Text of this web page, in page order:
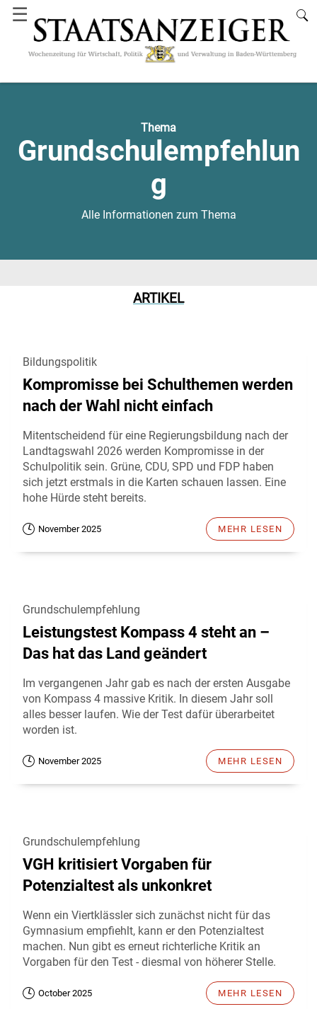
☰
Thema
Grundschulempfehlun
g
Alle Informationen zum Thema
ARTIKEL
Bildungspolitik
Kompromisse bei Schulthemen werden
nach der Wahl nicht einfach
Mitentscheidend für eine Regierungsbildung nach der
Landtagswahl 2026 werden Kompromisse in der
Schulpolitik sein. Grüne, CDU, SPD und FDP haben
sich jetzt erstmals in die Karten schauen lassen. Eine
hohe Hürde steht bereits.
November 2025 MEHR LESEN
Grundschulempfehlung
Leistungstest Kompass 4 steht an –
Das hat das Land geändert
Im vergangenen Jahr gab es nach der ersten Ausgabe
von Kompass 4 massive Kritik. In diesem Jahr soll
alles besser laufen. Wie der Test dafür überarbeitet
worden ist.
November 2025 MEHR LESEN
Grundschulempfehlung
VGH kritisiert Vorgaben für
Potenzialtest als unkonkret
Wenn ein Viertklässler sich zunächst nicht für das
Gymnasium empfiehlt, kann er den Potenzialtest
machen. Nun gibt es erneut richterliche Kritik an
Vorgaben für den Test - diesmal von höherer Stelle.
October 2025 MEHR LESEN